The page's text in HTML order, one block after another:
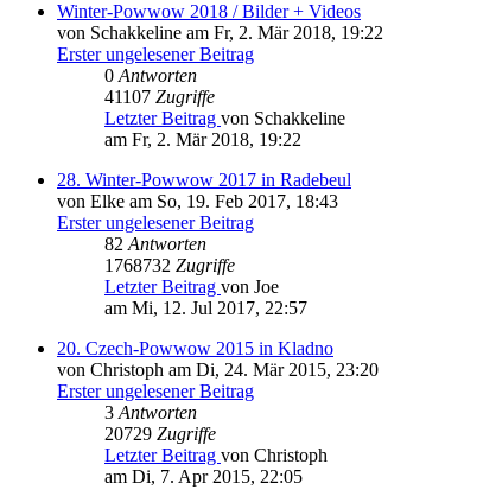
Winter-Powwow 2018 / Bilder + Videos
von Schakkeline am Fr, 2. Mär 2018, 19:22
Erster ungelesener Beitrag
0 Antworten
41107 Zugriffe
Letzter Beitrag von Schakkeline
am Fr, 2. Mär 2018, 19:22
28. Winter-Powwow 2017 in Radebeul
von Elke am So, 19. Feb 2017, 18:43
Erster ungelesener Beitrag
82 Antworten
1768732 Zugriffe
Letzter Beitrag von Joe
am Mi, 12. Jul 2017, 22:57
20. Czech-Powwow 2015 in Kladno
von Christoph am Di, 24. Mär 2015, 23:20
Erster ungelesener Beitrag
3 Antworten
20729 Zugriffe
Letzter Beitrag von Christoph
am Di, 7. Apr 2015, 22:05